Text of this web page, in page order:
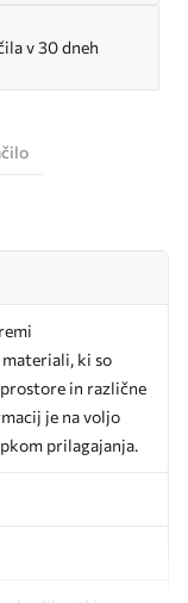
v 30 dneh
ki so
in različne
je na voljo
prilagajanja.